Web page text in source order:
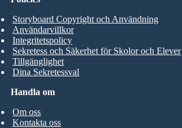
Handla om
Om oss
Kontakta oss
Storyboard Copyright och Användning
Användarvillkor
Integritetspolicy
Sekretess och Säkerhet för Skolor och Elever
Tillgänglighet
Dina Sekretessval